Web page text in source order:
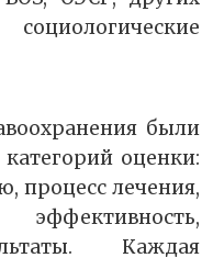
были
оценки:
процесс лечения,
Каждая